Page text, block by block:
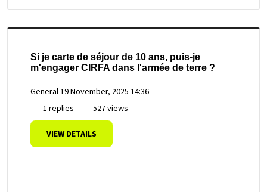
Si je carte de séjour de 10 ans, puis-je
m'engager CIRFA dans l'armée de terre ?
General19 November, 2025 14:36
1 replies
527 views
VIEW DETAILS